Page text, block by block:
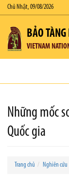
Chủ Nhật, 09/08/2026
BẢO TÀNG
VIETNAM
Những mốc
Quốc gia
Trang chủ Nghiên cứu